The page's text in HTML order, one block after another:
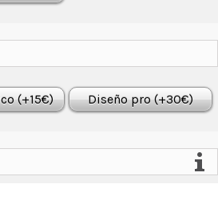
(+15€) Diseño pro (+30€)